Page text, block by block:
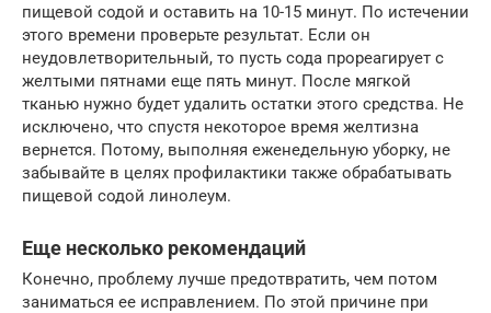
пищевой содой и оставить на 10-15 минут. По истечении
этого времени проверьте результат. Если он
неудовлетворительный, то пусть сода прореагирует с
желтыми пятнами еще пять минут. После мягкой
тканью нужно будет удалить остатки этого средства. Не
исключено, что спустя некоторое время желтизна
вернется. Потому, выполняя еженедельную уборку, не
забывайте в целях профилактики также обрабатывать
пищевой содой линолеум.
Еще несколько рекомендаций
Конечно, проблему лучше предотвратить, чем потом
заниматься ее исправлением. По этой причине при